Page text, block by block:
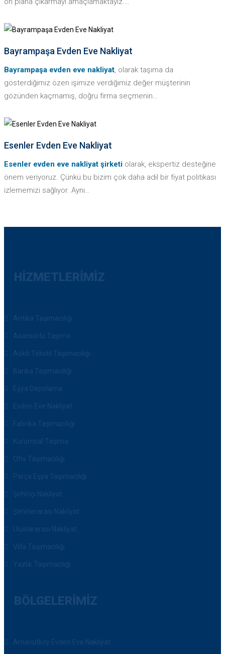
DAHA FAZLASI
Bayrampaşa Evden Eve Nakliyat
Bayrampaşa evden eve nakliyat, olarak taşıma da
gösterdiğimiz özen işimize verdiğimiz değer müşterinin
gözünden kaçmamış, doğru firma seçmenin…
DAHA FAZLASI
Esenler Evden Eve Nakliyat
Esenler evden eve nakliyat şirketi olarak, ekspertiz desteğine
önem veriyoruz. Çünkü bu bizim çok daha adil bir fiyat politikası
izlememizi sağlıyor. Aynı…
HIZMETLERIMIZ
Antika Taşımacılığı
Asansörlü Taşıma
Askılı Tekstil Taşımacılığı
Banka Taşımacılığı
Eşya Depolama
Evden Eve Nakliyat
Fabrika Taşımacılığı
Kurumsal Taşıma
Ofis Taşımacılığı
Parça Eşya Taşımacılığı
Şehiriçi Nakliyat
Şehirlerarası Nakliyat
Uluslararası Nakliyat
Villa Taşımacılığı
Yazlık Taşımacılığı
BÖLGELERIMIZ
Arnavutköy Evden Eve Nakliyat